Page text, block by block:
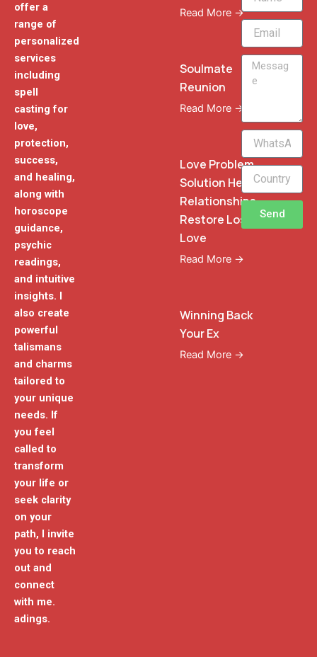
offer a
range of
personalized
services
including
spell
casting for
love,
protection,
success,
and healing,
along with
horoscope
guidance,
psychic
readings,
and intuitive
insights. I
also create
powerful
talismans
and charms
tailored to
your unique
needs. If
you feel
called to
transform
your life or
seek clarity
on your
path, I invite
you to reach
out and
connect
with me.
adings.
Read More →
Soulmate
Reunion
Read More →
Love Problem
Solution Heal
Relationships
Restore Lost
Love
Read More →
Winning Back
Your Ex
Read More →
Email
Message
WhatsApp
Phone
Send